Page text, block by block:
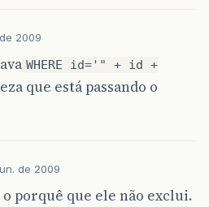
2009
WHERE id='" + id +
que está passando o
de 2009
porquê que ele não exclui.